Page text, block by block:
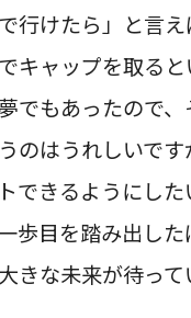
行けたら」と言
キャップを取る
でもあったので
のはうれしいで
できるようにし
歩目を踏み出し
きな未来が待って